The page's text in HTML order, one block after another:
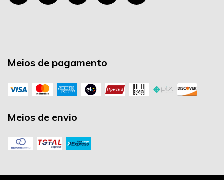
Meios de pagamento
Meios de envio